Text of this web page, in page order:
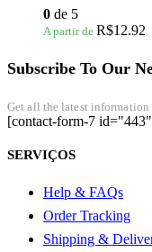
podem
ser
na
do
produto
0 de 5
A partir de R$12.92
Subscribe To Our
Get all the latest information
[contact-form-7
SERVIÇOS
Help & FAQs
Order Tracking
Shipping &